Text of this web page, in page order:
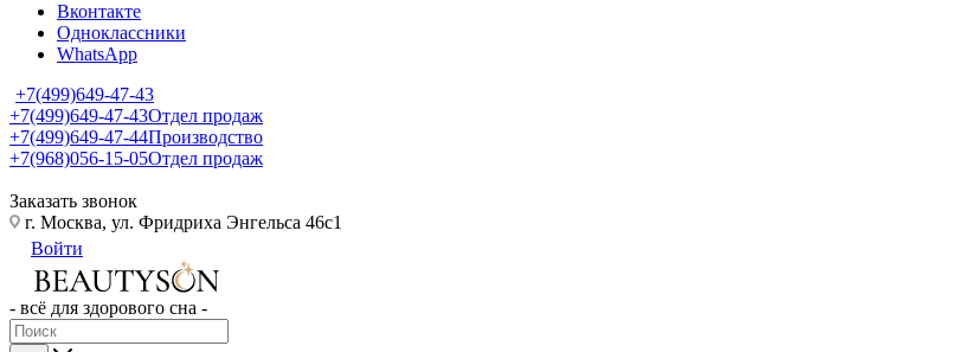
Вконтакте
Одноклассники
WhatsApp
+7(499)649-47-43
+7(499)649-47-43Отдел продаж
+7(499)649-47-44Производство
+7(968)056-15-05Отдел продаж
Заказать звонок
г. Москва, ул. Фридриха Энгельса 46с1
Войти
- всё для здорового сна -